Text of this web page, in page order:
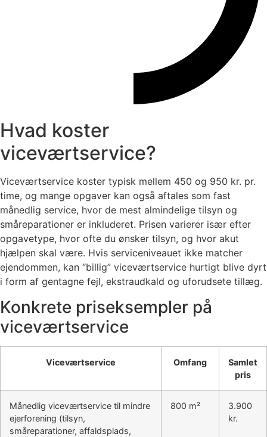
Hvad koster
viceværtservice?
Viceværtservice koster typisk mellem 450 og 950 kr. pr.
time, og mange opgaver kan også aftales som fast
månedlig service, hvor de mest almindelige tilsyn og
småreparationer er inkluderet. Prisen varierer især efter
opgavetype, hvor ofte du ønsker tilsyn, og hvor akut
hjælpen skal være. Hvis serviceniveauet ikke matcher
ejendommen, kan “billig” viceværtservice hurtigt blive dyrt
i form af gentagne fejl, ekstraudkald og uforudsete tillæg.
Konkrete priseksempler på
viceværtservice
Viceværtservice Omfang
Samlet
pris
Månedlig viceværtservice til mindre
ejerforening (tilsyn,
småreparationer, affaldsplads,
800 m²
3.900
kr.